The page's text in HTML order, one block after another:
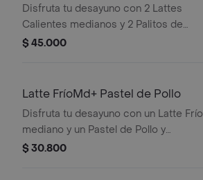
Md+2Palitosde Queso
Disfruta tu desayuno con 2 Lattes
Calientes medianos y 2 Palitos de
Queso.
$ 45.000
Latte FríoMd+ Pastel de Pollo
Disfruta tu desayuno con un Latte Frío
mediano y un Pastel de Pollo y
Champiñones.
$ 30.800